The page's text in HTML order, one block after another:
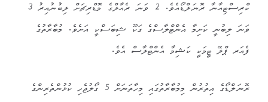
ކްރިސްޓިއާނާ ރޮނަލްޑޯއެވެ. 2 ވަނަ ރެއާލްގެ މޮޑްރިޗަށް ލިބުނުއިރު 3
ވަނަ ލިބުނީ ކަށިމާ އެންޓްލާސްގެ ގަކޫ ޝިބަސްކީ އަށެވެ. މުބާރާތުގެ
ފެއަރ ޕްލޭ ޓީމަކީ ކަޝިމާ އެންޓްލާސް އެވެ.
ރޮނަލްޑޯގެ އިތުރުން މިމުބާރާތުގައި މިހާތަނަށް 5 ގޯލުޖެހި ކުޅުންތެރިންގެ